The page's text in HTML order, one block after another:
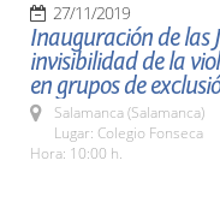
27/11/2019
Inauguración de las
invisibilidad de la
en grupos de
Salamanca (Salamanca)
Lugar: Colegio Fonseca
Hora: 10:00 h.